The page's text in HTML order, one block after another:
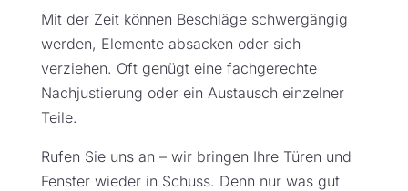
Mit der Zeit können Beschläge schwergängig
werden, Elemente absacken oder sich
verziehen. Oft genügt eine fachgerechte
Nachjustierung oder ein Austausch einzelner
Teile.
Rufen Sie uns an – wir bringen Ihre Türen und
Fenster wieder in Schuss. Denn nur was gut